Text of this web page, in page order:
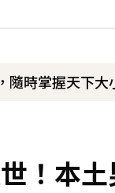
隨時掌握天下大
！本